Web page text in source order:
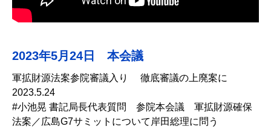
2023年5月24日 本会議
軍拡財源法案参院審議入り 徹底審議の上廃案に
2023.5.24
#小池晃 書記局長代表質問 参院本会議 軍拡財源確保
法案／広島G7サミットについて岸田総理に問う